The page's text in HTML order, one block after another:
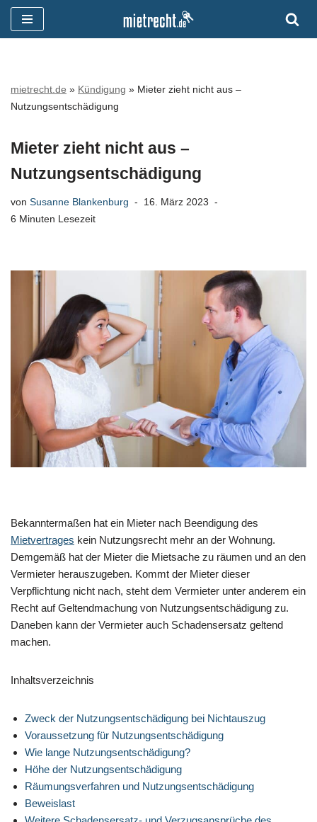
Zum
mietrecht.de » Kündigung » Mieter zieht nicht aus –
Nutzungsentschädigung
Mieter zieht nicht aus –
Nutzungsentschädigung
von Susanne Blankenburg
16. März 2023
6 Minuten Lesezeit
Bekanntermaßen hat ein Mieter nach Beendigung des
Mietvertrages kein Nutzungsrecht mehr an der Wohnung.
Demgemäß hat der Mieter die Mietsache zu räumen und an den
Vermieter herauszugeben. Kommt der Mieter dieser
Verpflichtung nicht nach, steht dem Vermieter unter anderem ein
Recht auf Geltendmachung von Nutzungsentschädigung zu.
Daneben kann der Vermieter auch Schadensersatz geltend
machen.
Inhaltsverzeichnis
Zweck der Nutzungsentschädigung bei Nichtauszug
Voraussetzung für Nutzungsentschädigung
Wie lange Nutzungsentschädigung?
Höhe der Nutzungsentschädigung
Räumungsverfahren und Nutzungsentschädigung
Beweislast